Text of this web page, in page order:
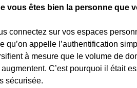
vous êtes bien la personne que
connectez sur vos espaces
qu’on appelle l’authentification
à mesure que le volume de
C’est pourquoi il était
sécurisée.